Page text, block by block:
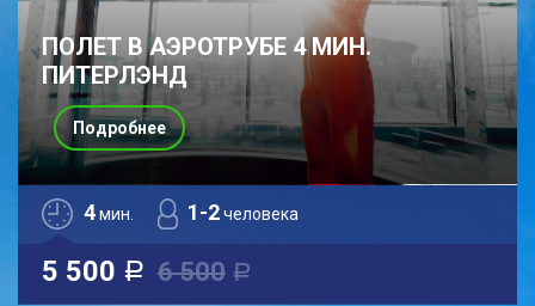
ПОЛЕТ В АЭРОТРУБЕ 4 МИН.
ПИТЕРЛЭНД
4мин. 1-2человека
5 500 a 6 500 a
Подробнее